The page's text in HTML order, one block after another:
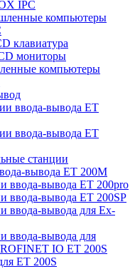
IPC
компьютеры
клавиатура
мониторы
компьютеры
ввода-вывода ET
ввода-вывода ET
станции
вывода ET 200M
ввода-вывода ET 200pro
ввода-вывода ET 200SP
ввода-вывода для Ex-
ввода-вывода для
IO ET 200S
ET 200S